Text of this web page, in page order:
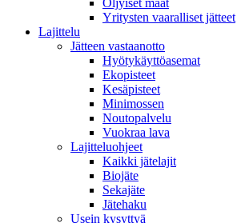
Yritysten vaaralliset jätteet
Lajittelu
Jätteen vastaanotto
Hyötykäyttöasemat
Ekopisteet
Kesäpisteet
Minimossen
Noutopalvelu
Vuokraa lava
Lajitteluohjeet
Kaikki jätelajit
Biojäte
Sekajäte
Jätehaku
Usein kysyttyä